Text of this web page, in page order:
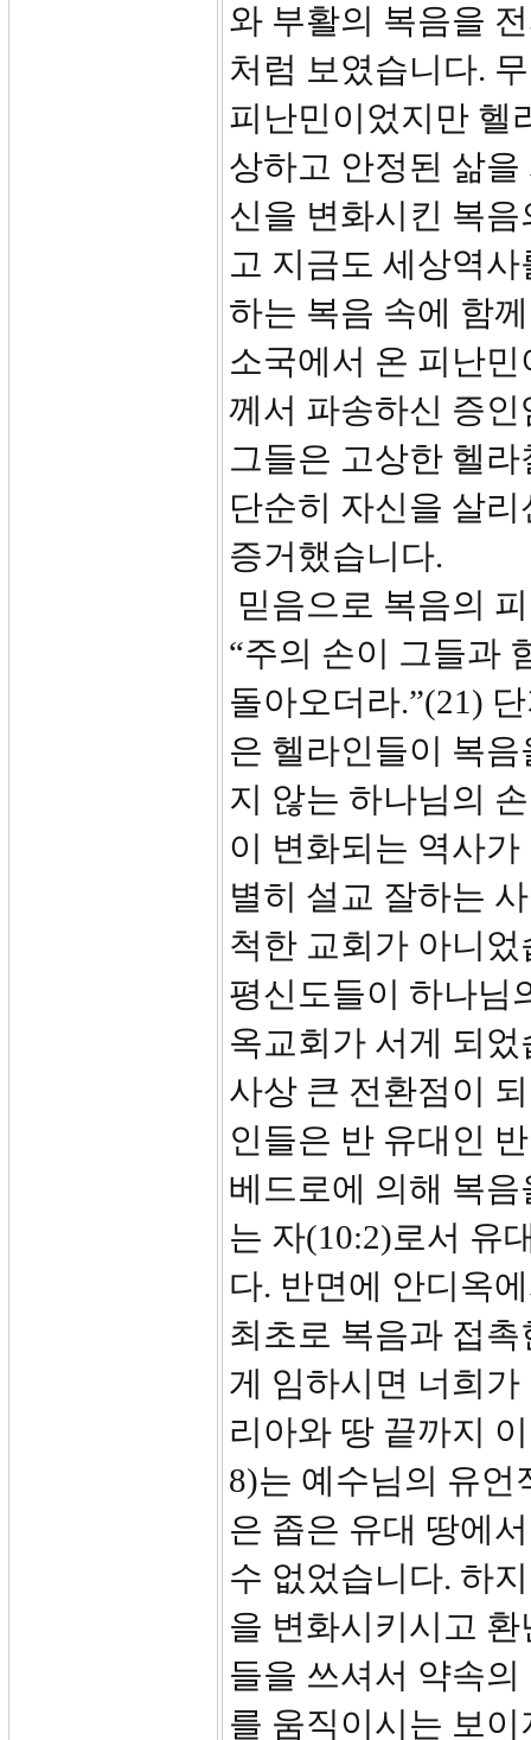
와 부활의 복음을
처럼 보였습니다.
피난민이었지만 헬
상하고 안정된 삶
신을 변화시킨 복
고 지금도 세상역
하는 복음 속에 함
소국에서 온 피난
께서 파송하신 증
그들은 고상한 헬
단순히 자신을 살
증거했습니다.
믿음으로 복음의
“주의 손이 그들과
돌아오더라.”(21)
은 헬라인들이 복
지 않는 하나님의
이 변화되는 역사
별히 설교 잘하는
척한 교회가 아니
평신도들이 하나님
옥교회가 서게 되
사상 큰 전환점이
인들은 반 유대인
베드로에 의해 복
는 자(10:2)로서 유
다. 반면에 안디옥
최초로 복음과 접
게 임하시면 너희
리아와 땅 끝까지
8)는 예수님의 유언
은 좁은 유대 땅에
수 없었습니다. 하
을 변화시키시고
들을 쓰셔서 약속
를 움직이시는 보